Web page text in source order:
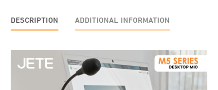
DESCRIPTION ADDITIONAL INFORMATION